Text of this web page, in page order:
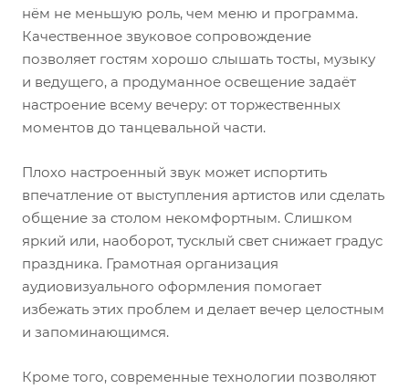
нём не меньшую роль, чем меню и программа.
Качественное звуковое сопровождение
позволяет гостям хорошо слышать тосты, музыку
и ведущего, а продуманное освещение задаёт
настроение всему вечеру: от торжественных
моментов до танцевальной части.
Плохо настроенный звук может испортить
впечатление от выступления артистов или сделать
общение за столом некомфортным. Слишком
яркий или, наоборот, тусклый свет снижает градус
праздника. Грамотная организация
аудиовизуального оформления помогает
избежать этих проблем и делает вечер целостным
и запоминающимся.
Кроме того, современные технологии позволяют